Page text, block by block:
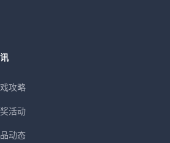
攻略
活动
动态